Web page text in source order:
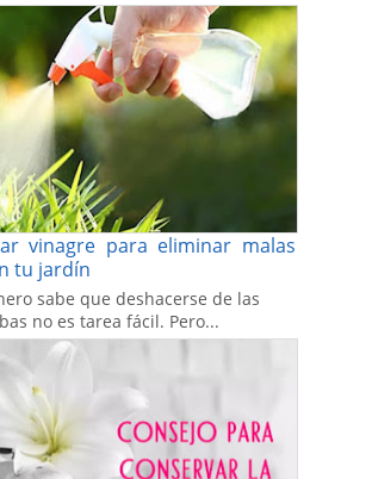
vinagre para eliminar malas
tu jardín
sabe que deshacerse de las
no es tarea fácil. Pero...